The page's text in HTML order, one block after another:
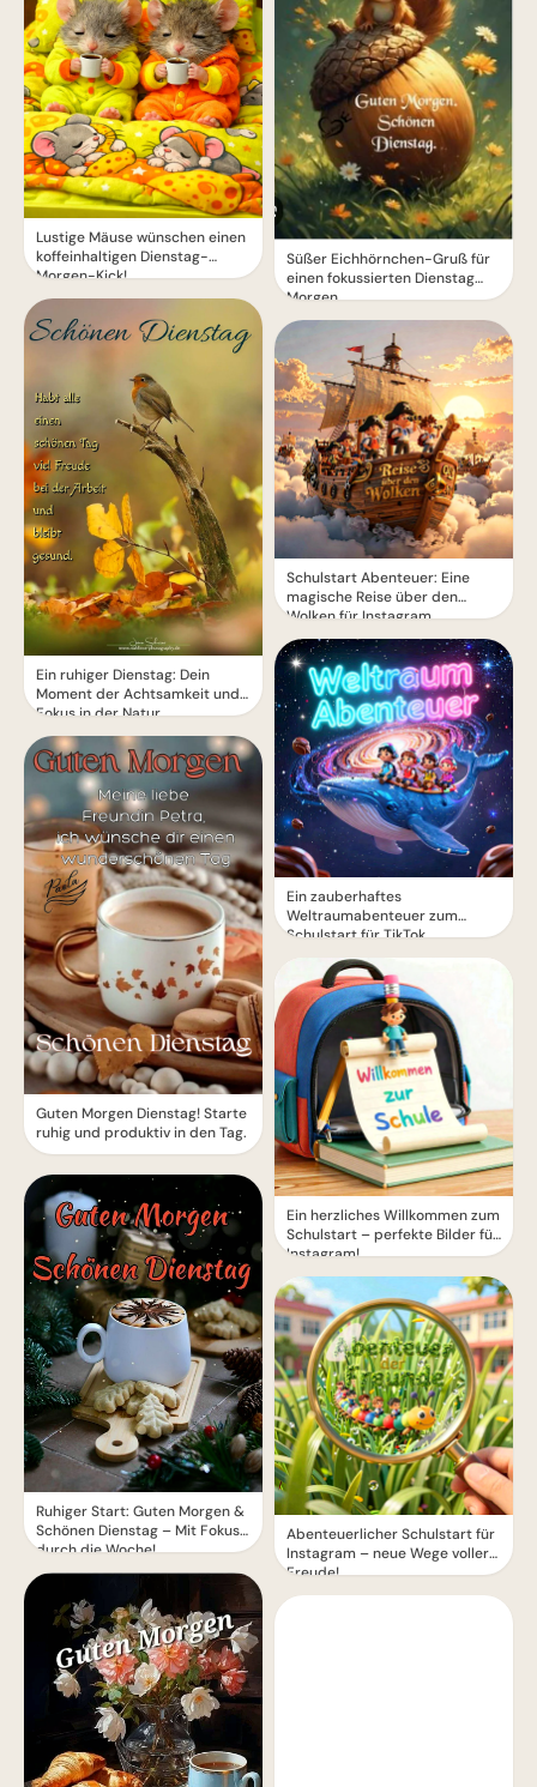
Lustige Mäuse wünschen einen
koffeinhaltigen Dienstag-
Morgen-Kick!
Ein ruhiger Dienstag: Dein
Moment der Achtsamkeit und
Fokus in der Natur
Guten Morgen Dienstag! Starte
ruhig und produktiv in den Tag.
Ruhiger Start: Guten Morgen &
Schönen Dienstag – Mit Fokus
durch die Woche!
Süßer Eichhörnchen-Gruß für
einen fokussierten Dienstag
Morgen.
Schulstart Abenteuer: Eine
magische Reise über den
Wolken für Instagram
Ein zauberhaftes
Weltraumabenteuer zum
Schulstart für TikTok
Ein herzliches Willkommen zum
Schulstart – perfekte Bilder für
Instagram!
Abenteuerlicher Schulstart für
Instagram – neue Wege voller
Freude!